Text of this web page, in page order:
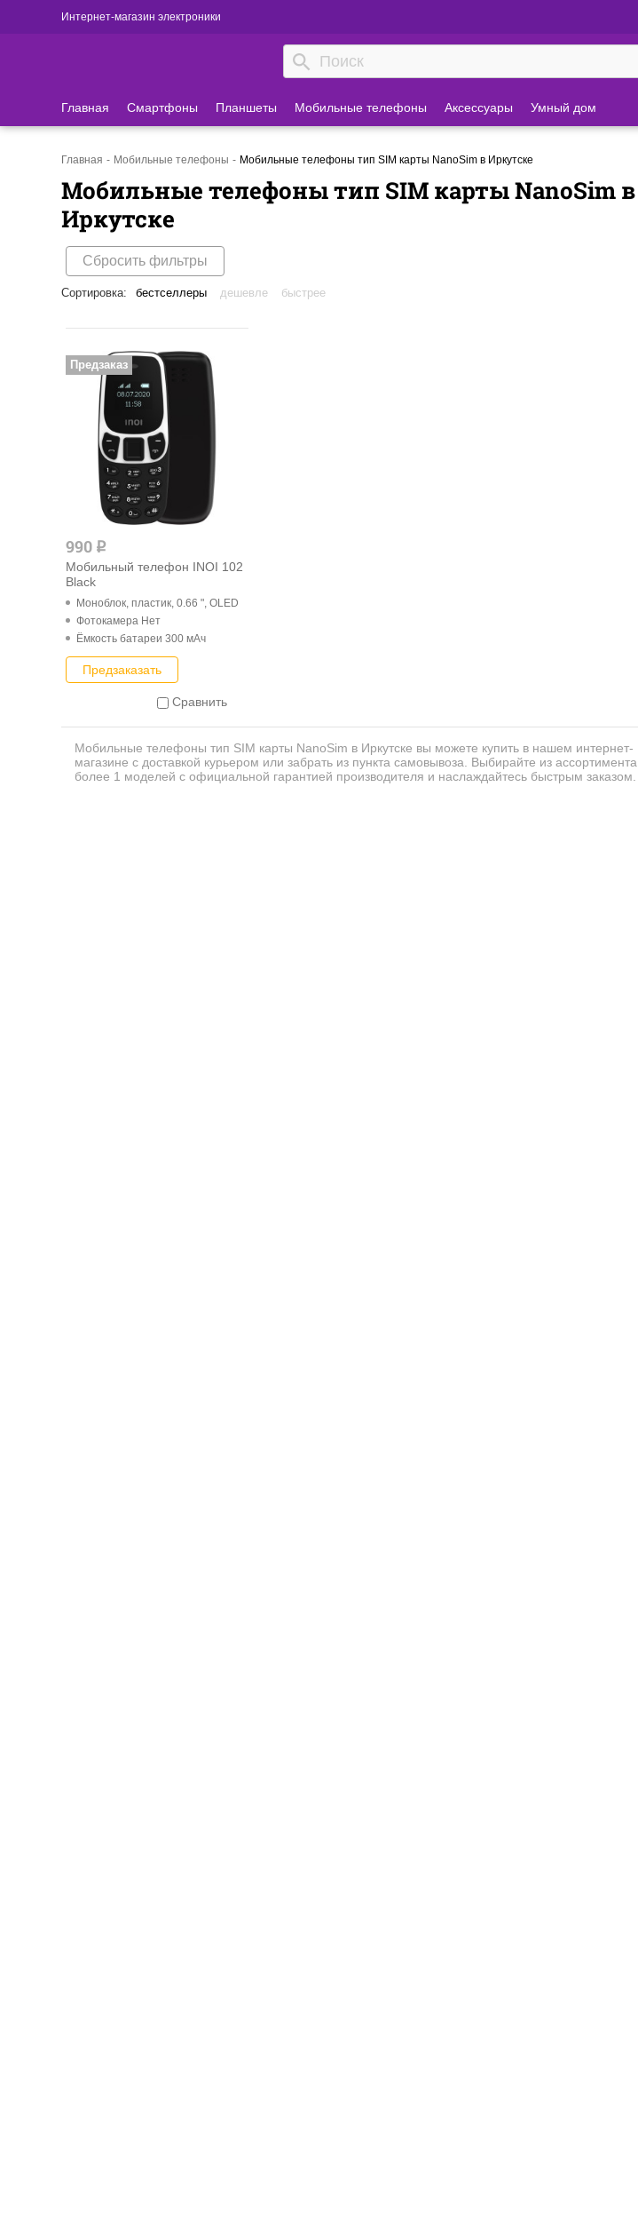
Интернет-магазин электроники
Главная Смартфоны Планшеты Мобильные телефоны Аксессуары Умный дом
Главная Мобильные телефоны Мобильные телефоны тип SIM карты NanoSim в Иркутске
Мобильные телефоны тип SIM карты NanoSim в
Иркутске
Сбросить фильтры
Сортировка: бестселлеры дешевле быстрее
Мобильные телефоны тип SIM карты NanoSim в Иркутске вы можете купить в нашем интернет-
магазине с доставкой курьером или забрать из пункта самовывоза. Выбирайте из ассортимента
более 1 моделей с официальной гарантией производителя и наслаждайтесь быстрым заказом.
990 q
Мобильный телефон INOI 102
Black
Моноблок, пластик, 0.66 ", OLED
Фотокамера Нет
Ёмкость батареи 300 мАч
Предзаказать
Сравнить
Предзаказ